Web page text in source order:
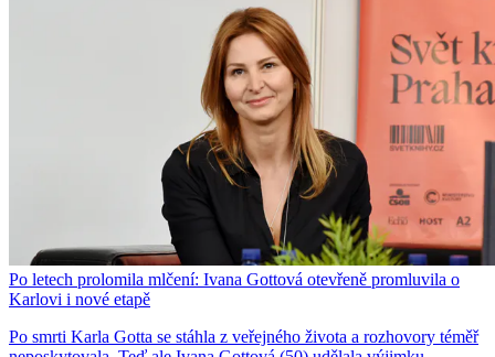
Po letech prolomila mlčení: Ivana Gottová otevřeně promluvila o
Karlovi i nové etapě
Po smrti Karla Gotta se stáhla z veřejného života a rozhovory téměř